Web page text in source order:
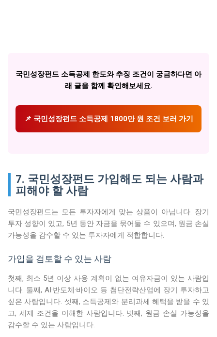
국민성장펀드 소득공제 한도와 추징 조건이 궁금하다면 아
래 글을 함께 확인해보세요.
📌 국민성장펀드 소득공제 1800만 원 조건 보러 가기
7. 국민성장펀드 가입해도 되는 사람과
피해야 할 사람
국민성장펀드는 모든 투자자에게 맞는 상품이 아닙니다. 장기
투자 성향이 있고, 5년 동안 자금을 묶어둘 수 있으며, 원금 손실
가능성을 감수할 수 있는 투자자에게 적합합니다.
가입을 검토할 수 있는 사람
첫째, 최소 5년 이상 사용 계획이 없는 여유자금이 있는 사람입
니다. 둘째, AI·반도체·바이오 등 첨단전략산업에 장기 투자하고
싶은 사람입니다. 셋째, 소득공제와 분리과세 혜택을 받을 수 있
고, 세제 조건을 이해한 사람입니다. 넷째, 원금 손실 가능성을
감수할 수 있는 사람입니다.